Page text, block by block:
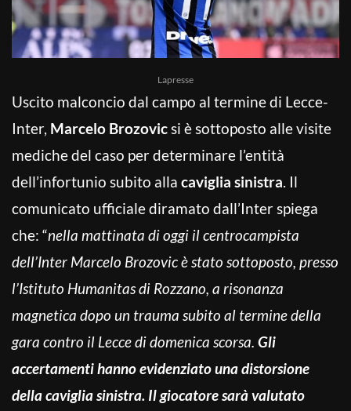
Lapresse
Uscito malconcio dal campo al termine di Lecce-
Inter, Marcelo Brozovicsi è sottoposto alle visite
mediche del caso per determinare l’entità
dell’infortunio subito alla caviglia sinistra. Il
comunicato ufficiale diramato dall’Inter spiega
che: “nella mattinata di oggi il centrocampista
dell’Inter Marcelo Brozovic è stato sottoposto, presso
l’Istituto Humanitas di Rozzano, a risonanza
magnetica dopo un trauma subito al termine della
gara contro il Lecce di domenica scorsa. Gli
accertamenti hanno evidenziato una distorsione
della caviglia sinistra. Il giocatore sarà valutato